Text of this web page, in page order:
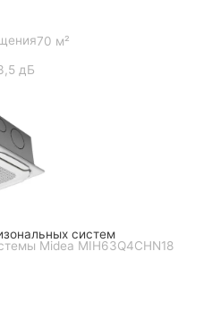
70 м²
дБ
систем
Midea MIH63Q4CHN18